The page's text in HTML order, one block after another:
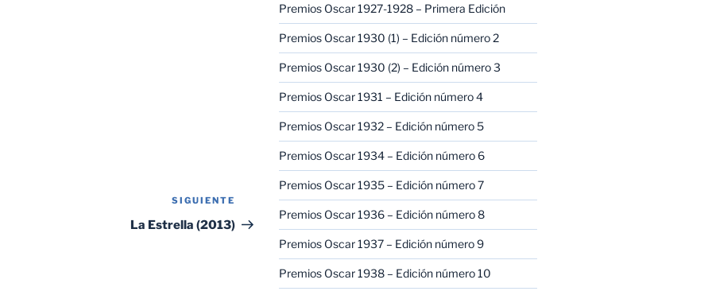
Siguiente
entrada
SIGUIENTE
La Estrella (2013)
Premios Oscar 1927-1928 – Primera Edición
Premios Oscar 1930 (1) – Edición número 2
Premios Oscar 1930 (2) – Edición número 3
Premios Oscar 1931 – Edición número 4
Premios Oscar 1932 – Edición número 5
Premios Oscar 1934 – Edición número 6
Premios Oscar 1935 – Edición número 7
Premios Oscar 1936 – Edición número 8
Premios Oscar 1937 – Edición número 9
Premios Oscar 1938 – Edición número 10